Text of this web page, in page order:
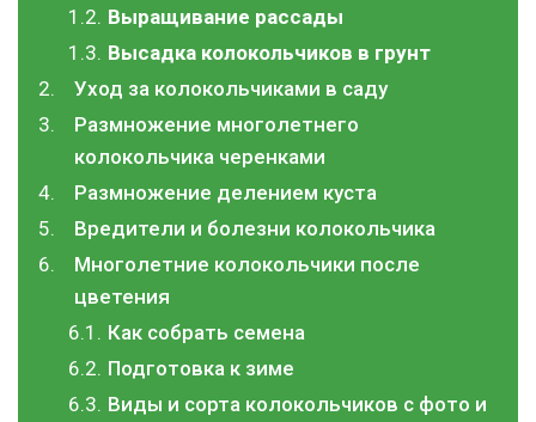
Выращивание рассады
Высадка колокольчиков в грунт
Уход за колокольчиками в саду
Размножение многолетнего
колокольчика черенками
Размножение делением куста
Вредители и болезни колокольчика
Многолетние колокольчики после
цветения
Как собрать семена
Подготовка к зиме
Виды и сорта колокольчиков с фото и